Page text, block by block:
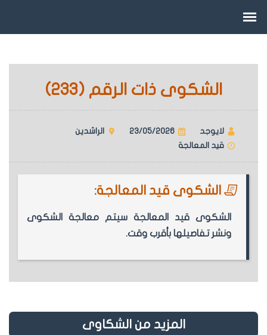
الشكوى ذات الرقم (233)
لايوجد 23/05/2026
الراشدين
قيد المعالجة
الشكوى قيد المعالجة:
الشكوى قيد المعالجة سيتم معالجة الشكوى
ونشر تفاصيلها بأقرب وقت.
المزيد من الشكاوى